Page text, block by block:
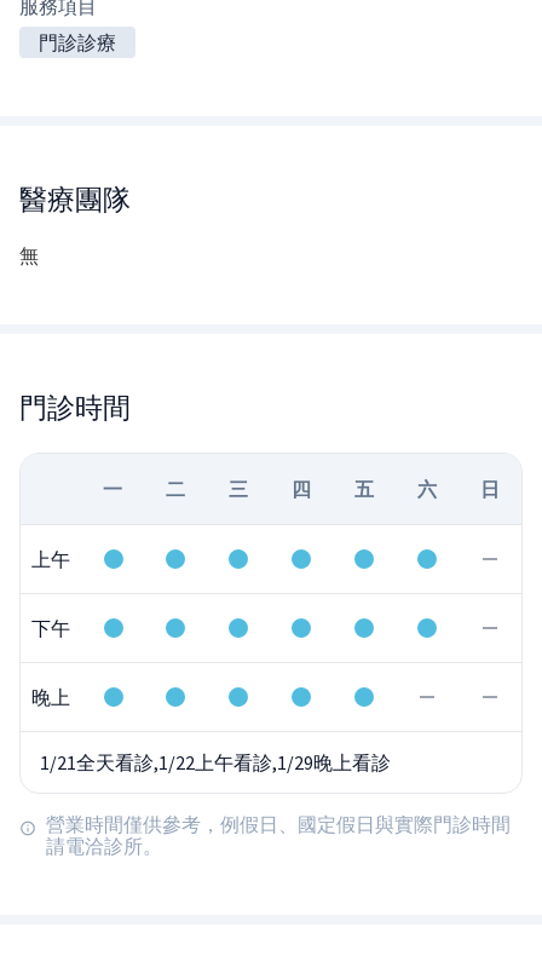
服務項目
門診診療
醫療團隊
無
門診時間
一 二 三 四 五 六 日
上午
下午
晚上
1/21全天看診,1/22上午看診,1/29晚上看診
營業時間僅供參考，例假日、國定假日與實際門診時間
請電洽診所。